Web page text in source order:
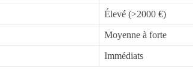
Élevé (>2000 €)
Moyenne à forte
Immédiats